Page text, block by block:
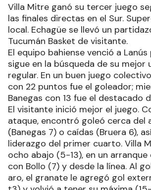
Villa Mitre ganó su tercer juego
las finales directas en el Sur.
local. Echagüe se llevó un
Tucumán Basket de visitante.
El equipo bahiense venció a
sigue en la búsqueda de su mejor
regular. En un buen juego
con 22 puntos fue el goleador;
Banegas con 13 fue el destacado
El visitante inició mejor el juego.
ataque, encontró goleó cerca del
(Banegas 7) o caídas (Bruera 6),
liderazgo del primer cuarto. Villa
ocho abajo (5-13), en un arranque
con Bollo (7) y desde la línea. Al
aro, el granate le agregó gol